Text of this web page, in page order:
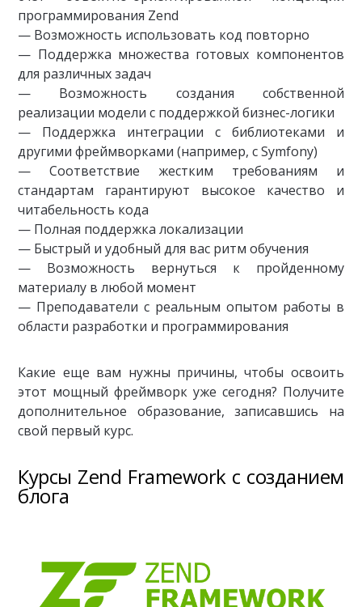
программирования Zend
— Возможность использовать код повторно
— Поддержка множества готовых компонентов
для различных задач
— Возможность создания собственной
реализации модели с поддержкой бизнес-логики
— Поддержка интеграции с библиотеками и
другими фреймворками (например, с Symfony)
— Соответствие жестким требованиям и
стандартам гарантируют высокое качество и
читабельность кода
— Полная поддержка локализации
— Быстрый и удобный для вас ритм обучения
— Возможность вернуться к пройденному
материалу в любой момент
— Преподаватели с реальным опытом работы в
области разработки и программирования
Какие еще вам нужны причины, чтобы освоить
этот мощный фреймворк уже сегодня? Получите
дополнительное образование, записавшись на
свой первый курс.
Курсы Zend Framework с созданием
блога